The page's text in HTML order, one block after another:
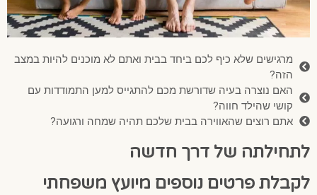
מרגישים שלא כיף לכם ביחד בבית ואתם לא מוכנים להיות במצב
הזה?
האם נוצרה בעיה שדורשת מכם להתגייס למען התמודדות עם
קושי שהילד חווה?
אתם רוצים שהאווירה בבית שלכם תהיה שמחה ורגועה?
לתחילתה של דרך חדשה
לקבלת פרטים נוספים מיועץ משפחתי